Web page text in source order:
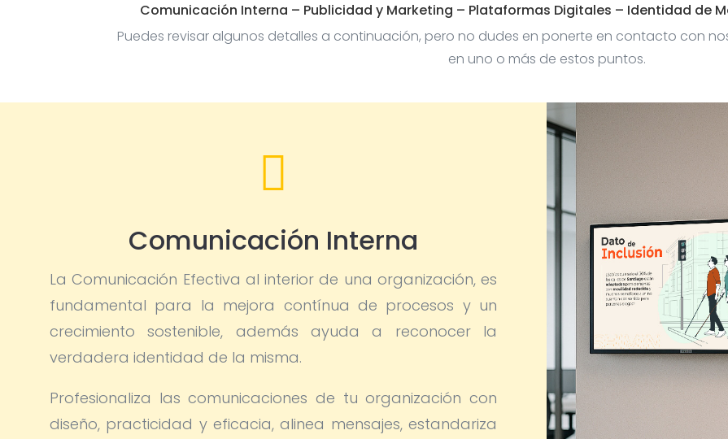
Comunicación Interna – Publicidad y Marketing – Plataformas Digitales – Identidad de
Puedes revisar algunos detalles a continuación, pero no dudes en ponerte en contacto con
en uno o más de estos puntos.

Comunicación Interna
La Comunicación Efectiva al interior de una organización, es
fundamental para la mejora contínua de procesos y un
crecimiento sostenible, además ayuda a reconocer la
verdadera identidad de la misma.
Profesionaliza las comunicaciones de tu organización con
diseño, practicidad y eficacia, alinea mensajes, estandariza